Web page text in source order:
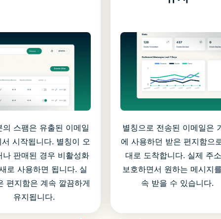
의 스팸은 유출된 이메일
시작됩니다. 별칭이 오
나 판매된 경우 비활성화
로 사용하면 됩니다. 실
편지함은 계속 깔끔하게
유지됩니다.
별칭으로 전송된 이메일은
에 사용하던 받은 편지함으
대로 도착합니다. 실제 주
보호하면서 원하는 메시지
속 받을 수 있습니다.